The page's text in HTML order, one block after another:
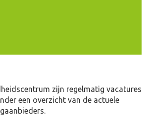
zijn regelmatig vacatures
een overzicht van de actuele